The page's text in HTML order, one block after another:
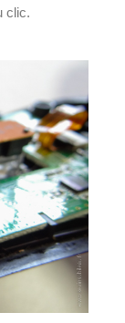
clic.